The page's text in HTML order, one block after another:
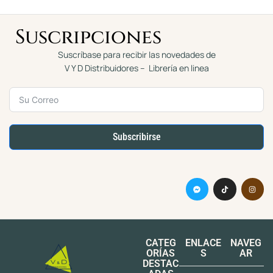
Suscripciones
Suscríbase para recibir las novedades de
V Y D Distribuidores – Librería en linea
Subscribirse
CATEG
ORÍAS
DESTAC
ENLACE
S
NAVEG
AR